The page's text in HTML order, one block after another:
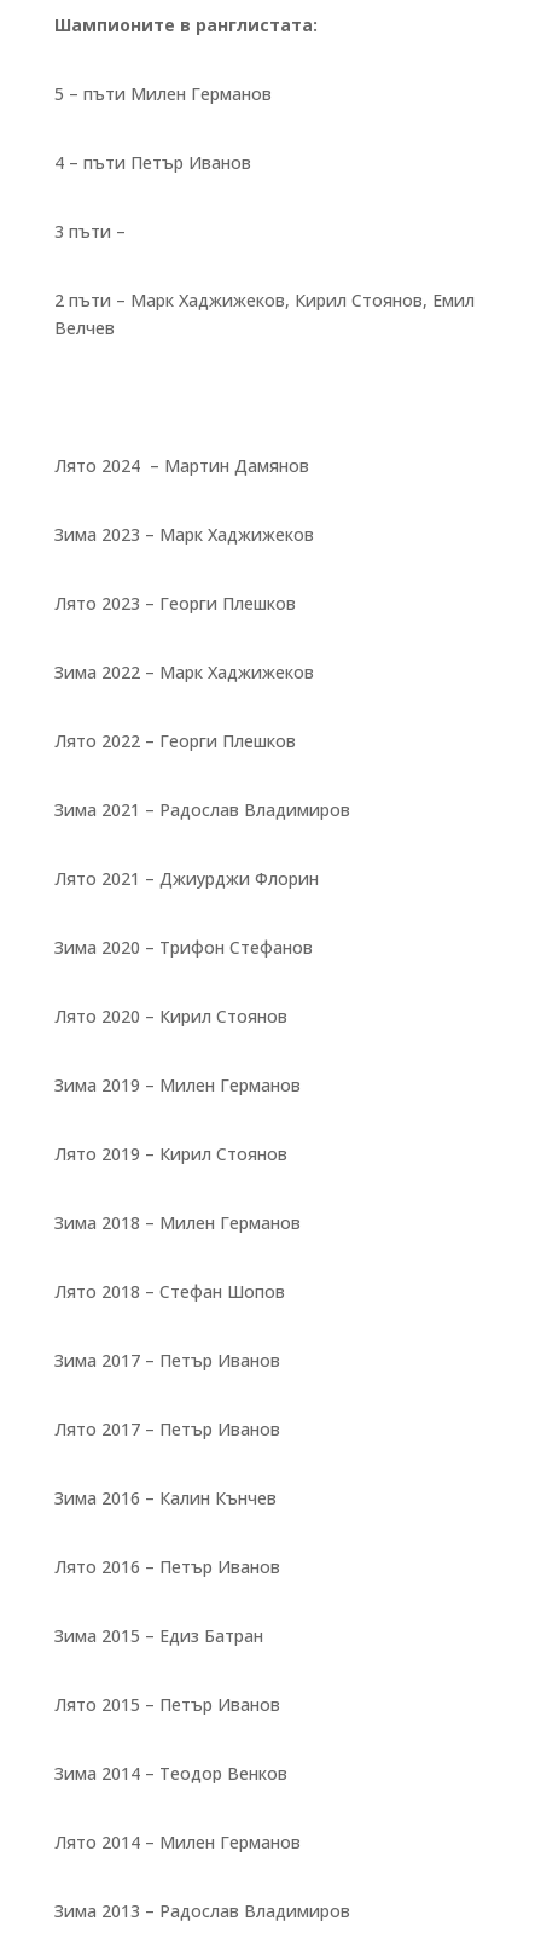
Шампионите в ранглистата:
5 – пъти Милен Германов
4 – пъти Петър Иванов
3 пъти –
2 пъти – Марк Хаджижеков, Кирил Стоянов, Емил
Велчев
Лято 2024 – Мартин Дамянов
Зима 2023 – Марк Хаджижеков
Лято 2023 – Георги Плешков
Зима 2022 – Марк Хаджижеков
Лято 2022 – Георги Плешков
Зима 2021 – Радослав Владимиров
Лято 2021 – Джиурджи Флорин
Зима 2020 – Трифон Стефанов
Лято 2020 – Кирил Стоянов
Зима 2019 – Милен Германов
Лято 2019 – Кирил Стоянов
Зима 2018 – Милен Германов
Лято 2018 – Стефан Шопов
Зима 2017 – Петър Иванов
Лято 2017 – Петър Иванов
Зима 2016 – Калин Кънчев
Лято 2016 – Петър Иванов
Зима 2015 – Едиз Батран
Лято 2015 – Петър Иванов
Зима 2014 – Теодор Венков
Лято 2014 – Милен Германов
Зима 2013 – Радослав Владимиров